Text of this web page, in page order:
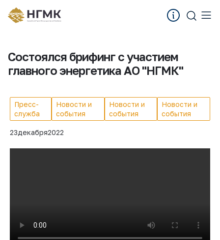
Состоялся брифинг с участием
главного энергетика АО "НГМК"
Пресс-
служба
Новости и
события
Новости и
события
Новости и
события
23декабря2022